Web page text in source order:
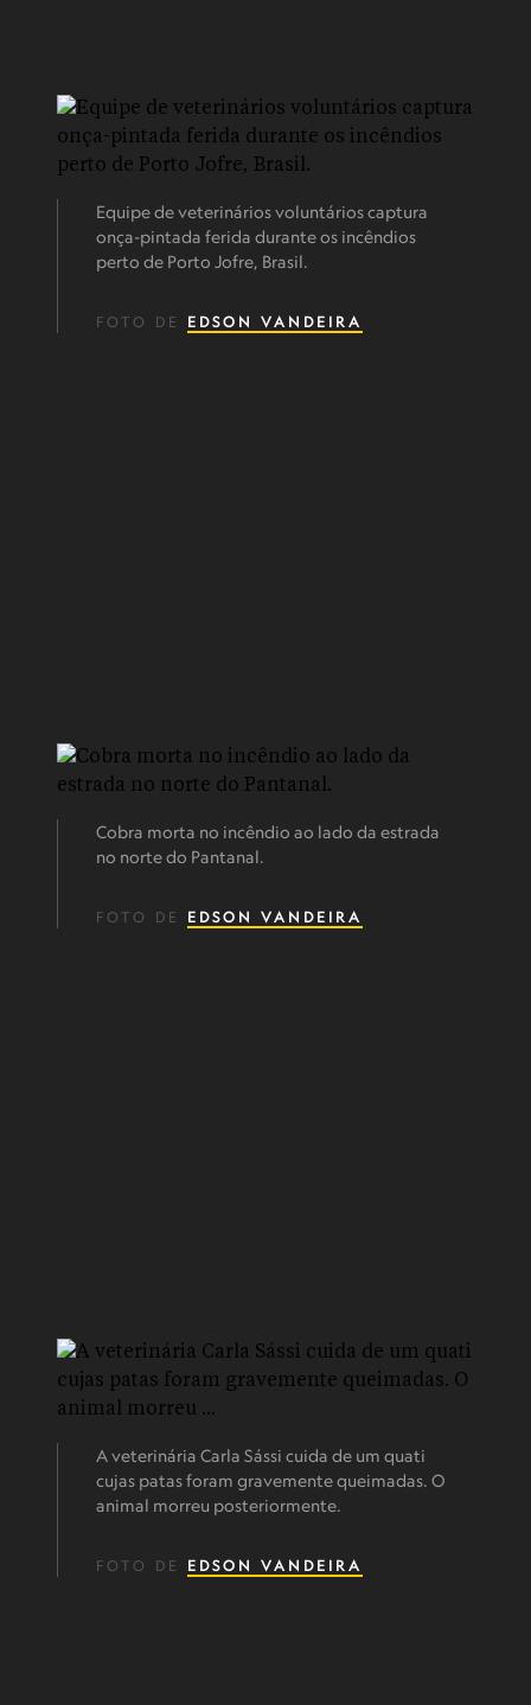
Equipe de veterinários voluntários captura
onça-pintada ferida durante os incêndios
perto de Porto Jofre, Brasil.
FOTO DE EDSON VANDEIRA
Cobra morta no incêndio ao lado da estrada
no norte do Pantanal.
FOTO DE EDSON VANDEIRA
A veterinária Carla Sássi cuida de um quati
cujas patas foram gravemente queimadas. O
animal morreu posteriormente.
FOTO DE EDSON VANDEIRA